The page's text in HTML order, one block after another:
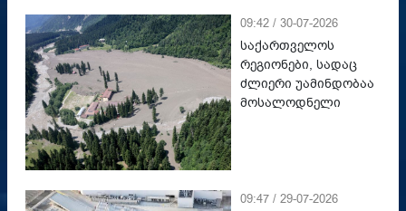
09:42 / 30-07-2026
საქართველოს
რეგიონები, სადაც
ძლიერი უამინდობაა
მოსალოდნელი
09:47 / 29-07-2026